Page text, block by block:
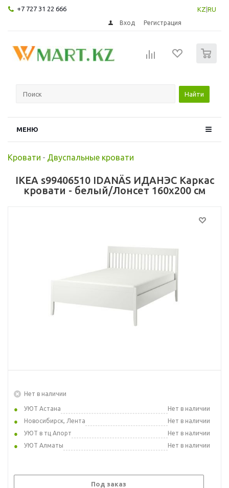
+7 727 31 22 666 KZ RU
Вход Регистрация
Найти
МЕНЮ
Кровати - Двуспальные кровати
IKEA s99406510 IDANÄS ИДАНЭС Каркас
кровати - белый/Лонсет 160x200 см
Нет в наличии
УЮТ Астана
Нет в наличии
Новосибирск, Лента
Нет в наличии
УЮТ в тц Апорт
Нет в наличии
УЮТ Алматы
Нет в наличии
Под заказ